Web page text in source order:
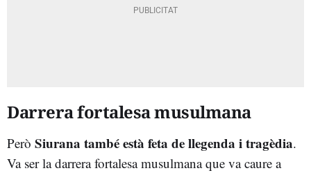
Darrera fortalesa musulmana
Però Siurana també està feta de llegenda i tragèdia.
Va ser la darrera fortalesa musulmana que va caure a